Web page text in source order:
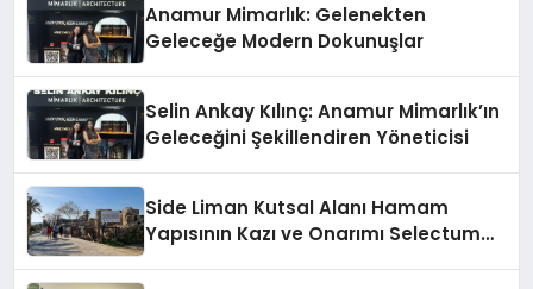
Anamur Mimarlık: Gelenekten
Geleceğe Modern Dokunuşlar
Selin Ankay Kılınç: Anamur Mimarlık’ın
Geleceğini Şekillendiren Yöneticisi
Side Liman Kutsal Alanı Hamam
Yapısının Kazı ve Onarımı Selectum